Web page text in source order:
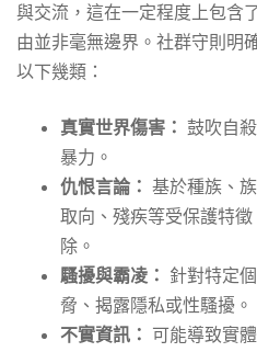
與交流，這在一定程度上包含
由並非毫無邊界。社群守則明
以下幾類：
真實世界傷害： 鼓吹自
暴力。
仇恨言論： 基於種族、
取向、殘疾等受保護特
除。
騷擾與霸凌： 針對特定
脅、揭露隱私或性騷擾。
不實資訊： 可能導致實